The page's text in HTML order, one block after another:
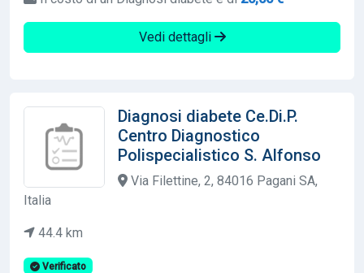
Vedi dettagli
Diagnosi diabete Ce.Di.P.
Centro Diagnostico
Polispecialistico S. Alfonso
Via Filettine, 2, 84016 Pagani SA,
Italia
44.4 km
Verificato